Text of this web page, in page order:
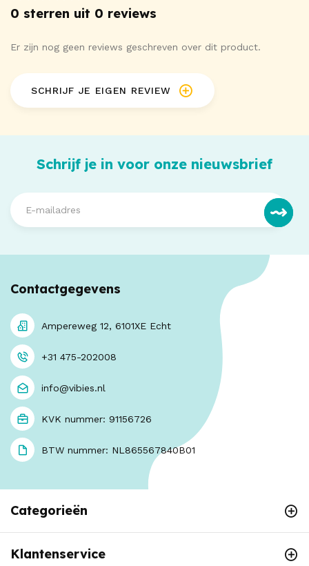
0 sterren uit 0 reviews
Er zijn nog geen reviews geschreven over dit product.
SCHRIJF JE EIGEN REVIEW
Schrijf je in voor onze nieuwsbrief
Contactgegevens
Ampereweg 12, 6101XE Echt
+31 475-202008
info@vibies.nl
KVK nummer: 91156726
BTW nummer: NL865567840B01
Categorieën
Klantenservice